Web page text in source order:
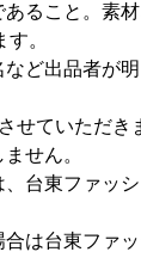
ること。素材
。
出品者が明
ていただき
せん。
東ファッシ
台東ファッ